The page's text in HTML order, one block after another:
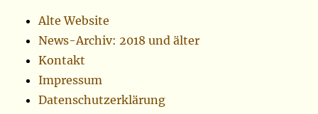
Alte Website
News-Archiv: 2018 und älter
Kontakt
Impressum
Datenschutzerklärung